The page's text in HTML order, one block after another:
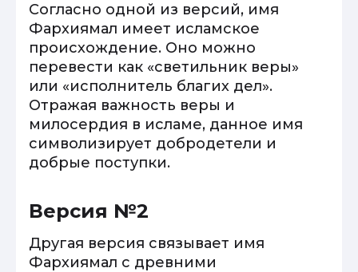
Согласно одной из версий, имя
Фархиямал имеет исламское
происхождение. Оно можно
перевести как «светильник веры»
или «исполнитель благих дел».
Отражая важность веры и
милосердия в исламе, данное имя
символизирует добродетели и
добрые поступки.
Версия №2
Другая версия связывает имя
Фархиямал с древними